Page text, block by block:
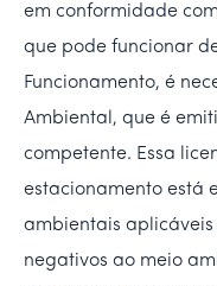
em conformidade
que pode funcionar
Funcionamento, é
Ambiental, que é
competente. Essa
estacionamento está
ambientais
negativos ao meio